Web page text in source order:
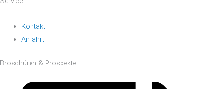
Kontakt
Anfahrt
Broschüren & Prospekte